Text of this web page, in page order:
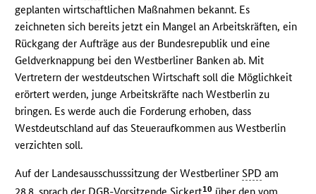
geplanten wirtschaftlichen Maßnahmen bekannt. Es
zeichneten sich bereits jetzt ein Mangel an Arbeitskräften, ein
Rückgang der Aufträge aus der Bundesrepublik und eine
Geldverknappung bei den Westberliner Banken ab. Mit
Vertretern der westdeutschen Wirtschaft soll die Möglichkeit
erörtert werden, junge Arbeitskräfte nach Westberlin zu
bringen. Es werde auch die Forderung erhoben, dass
Westdeutschland auf das Steueraufkommen aus Westberlin
verzichten soll.
Auf der Landesausschusssitzung der WestberlinerSPD am
10